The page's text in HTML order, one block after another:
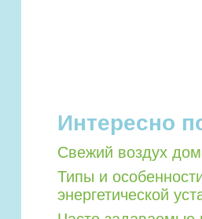
Интересно
Свежий воздух
Типы и
энергетической